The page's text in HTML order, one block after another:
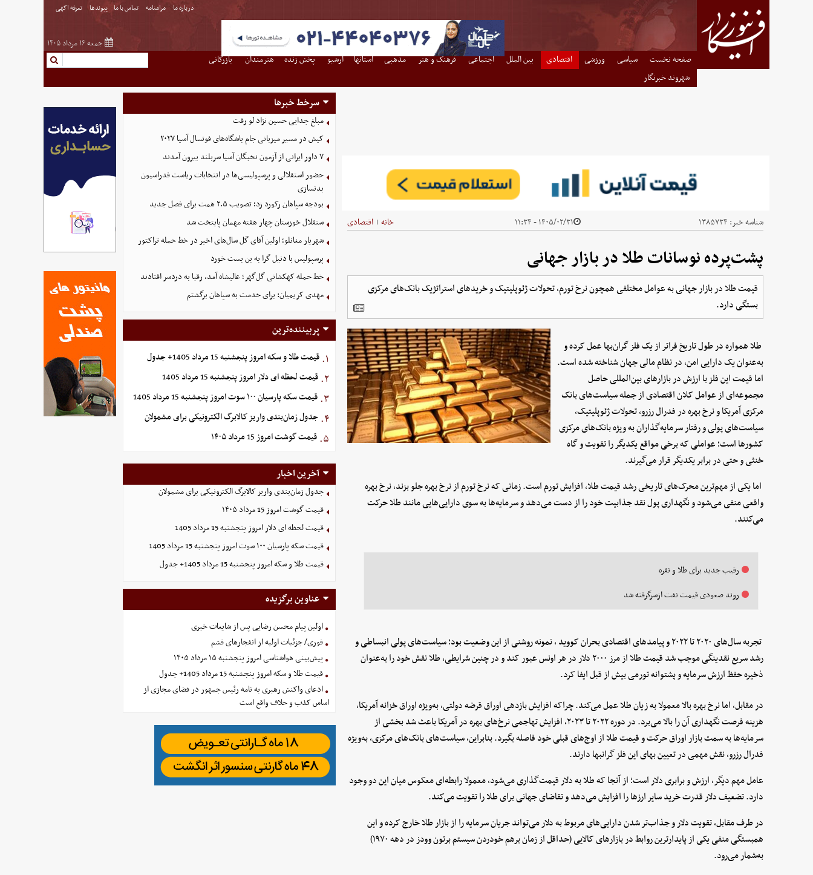
درباره ما مرامنامه تماس با ما پیوندها تعرفه اگهی
جمعه ۱۶ مرداد ۱۴۰۵
صفحه نخست سیاسی ورزشی اقتصادی بین الملل اجتماعی فرهنگ و هنر مذهبی استانها آرشیو پخش زنده هنرمندان
بازرگانی
شهروند خبرنگار
شناسه خبر: ۱۳۸۵۷۳۴ ۱۴۰۵/۰۲/۳۱ - ۱۱:۳۴ خانه | اقتصادی
پشت‌پرده نوسانات طلا در بازار جهانی
قیمت طلا در بازار جهانی به عوامل مختلفی همچون نرخ تورم، تحولات ژئوپلیتیک و خریدهای استراتژیک بانک‌های مرکزی
بستگی دارد.
طلا همواره در طول تاریخ فراتر از یک فلز گران‌بها عمل کرده و
به‌عنوان یک دارایی امن، در نظام مالی جهان شناخته شده است.
اما قیمت این فلز با ارزش در بازارهای بین‌المللی حاصل
مجموعه‌ای از عوامل کلان اقتصادی از جمله سیاست‌های بانک
مرکزی آمریکا و نرخ بهره در فدرال رزرو، تحولات ژئوپلیتیک،
سیاست‌های پولی و رفتار سرمایه‌گذاران به ویژه بانک‌های مرکزی
کشورها است؛ عواملی که برخی مواقع یکدیگر را تقویت و گاه
خنثی و حتی در برابر یکدیگر قرار می‌گیرند.
اما یکی از مهم‌ترین محرک‌های تاریخی رشد قیمت طلا، افزایش تورم است. زمانی که نرخ تورم از نرخ بهره جلو بزند، نرخ بهره
واقعی منفی می‌شود و نگهداری پول نقد جذابیت خود را از دست می‌دهد و سرمایه‌ها به سوی دارایی‌هایی مانند طلا حرکت
می‌کنند.
رقیب جدید برای طلا و نقره
روند صعودی قیمت نفت ازسرگرفته شد
تجربه سال‌های ۲۰۲۰ تا ۲۰۲۲ و پیامدهای اقتصادی بحران کووید ، نمونه روشنی از این وضعیت بود؛ سیاست‌های پولی انبساطی و
رشد سریع نقدینگی موجب شد قیمت طلا از مرز ۲۰۰۰ دلار در هر اونس عبور کند و در چنین شرایطی، طلا نقش خود را به‌عنوان
ذخیره حفظ ارزش سرمایه و پشتوانه تورمی بیش از قبل ایفا کرد.
در مقابل، اما نرخ بهره بالا معمولا به زیان طلا عمل می‌کند. چراکه افزایش بازدهی اوراق قرضه دولتی، به‌ویژه اوراق خزانه آمریکا،
هزینه فرصت نگهداری آن را بالا می‌برد. در دوره ۲۰۲۲ تا ۲۰۲۳، افزایش تهاجمی نرخ‌های بهره در آمریکا باعث شد بخشی از
سرمایه‌ها به سمت بازار اوراق حرکت و قیمت طلا از اوج‌های قبلی خود فاصله بگیرد. بنابراین، سیاست‌های بانک‌های مرکزی، به‌ویژه
فدرال رزرو، نقش مهمی در تعیین بهای این فلز گرانبها دارند.
عامل مهم دیگر، ارزش و برابری دلار است؛ از آنجا که طلا به دلار قیمت‌گذاری می‌شود، معمولا رابطه‌ای معکوس میان این دو وجود
دارد. تضعیف دلار قدرت خرید سایر ارزها را افزایش می‌دهد و تقاضای جهانی برای طلا را تقویت می‌کند.
در طرف مقابل، تقویت دلار و جذاب‌تر شدن دارایی‌های مربوط به دلار می‌تواند جریان سرمایه را از بازار طلا خارج کرده و این
همبستگی منفی یکی از پایدارترین روابط در بازارهای کالایی (حداقل از زمان برهم خودردن سیستم برتون وودز در دهه ۱۹۷۰)
به‌شمار می‌رود.
سرخط خبرها
مبلغ جدایی حسین نژاد لو رفت
کیش در مسیر میزبانی جام باشگاه‌های فوتسال آسیا ۲۰۲۷
۷ داور ایرانی از آزمون نخبگان آسیا سربلند بیرون آمدند
حضور استقلالی و پرسپولیسی‌ها در انتخابات ریاست فدراسیون
بدنسازی
بودجه سپاهان رکورد زد؛ تصویب ۲.۵ همت برای فصل جدید
ستقلال خوزستان چهار هفته مهمان پایتخت شد
شهریار مغانلو؛ اولین آقای گل سال‌های اخیر در خط حمله تراکتور
پرسپولیس با دنیل گرا به بن بست خورد
خط حمله کهکشانی گل‌گهر؛ عالیشاه آمد، رقبا به دردسر افتادند
مهدی کریمیان: برای خدمت به سپاهان برگشتم
پربیننده‌ترین
۱. قیمت طلا و سکه امروز پنجشنبه 15 مرداد 1405+ جدول
۲. قیمت لحظه ای دلار امروز پنجشنبه 15 مرداد 1405
۳. قیمت سکه پارسیان ۱۰۰ سوت امروز پنجشنبه 15 مرداد 1405
۴. جدول زمان‌بندی واریز کالابرگ الکترونیکی برای مشمولان
۵. قیمت گوشت امروز 15 مرداد ۱۴۰۵
آخرین اخبار
جدول زمان‌بندی واریز کالابرگ الکترونیکی برای مشمولان
قیمت گوشت امروز 15 مرداد ۱۴۰۵
قیمت لحظه ای دلار امروز پنجشنبه 15 مرداد 1405
قیمت سکه پارسیان ۱۰۰ سوت امروز پنجشنبه 15 مرداد 1405
قیمت طلا و سکه امروز پنجشنبه 15 مرداد 1405+ جدول
عناوین برگزیده
اولین پیام محسن رضایی پس از شایعات خبری
فوری/ جزئیات اولیه از انفجارهای قشم
پیش‌بینی هواشناسی امروز پنجشنبه ۱۵ مرداد ۱۴۰۵
قیمت طلا و سکه امروز پنجشنبه 15 مرداد 1405+ جدول
ادعای واکنش رهبری به نامه رئیس جمهور در فضای مجازی از
اساس کذب و خلاف واقع است